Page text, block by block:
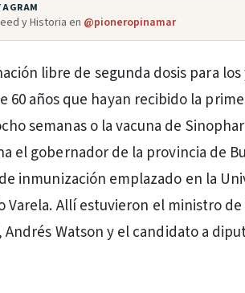
y Historia en @pioneropinamar
libre de segunda dosis para
60 años que hayan recibido la
semanas o la vacuna de
el gobernador de la provincia de
inmunización emplazado en la
Varela. Allí estuvieron el ministro
Watson y el candidato a